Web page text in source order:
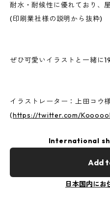
耐水・耐候性に優れており、
(印刷業社様の説明から抜粋)
ぜひ可愛いイラストと一緒に
イラストレーター：上田コウ
(https://twitter.com/
International
Add
日本国内にお